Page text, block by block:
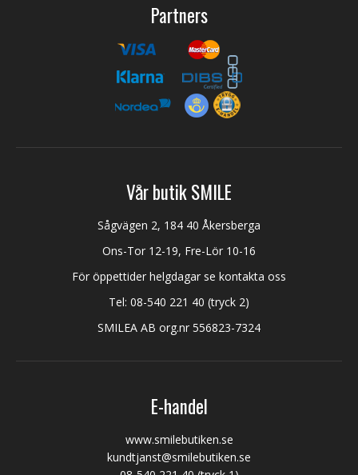
Partners
Vår butik SMILE
Sågvägen 2, 184 40 Åkersberga
Ons-Tor 12-19, Fre-Lör 10-16
För öppettider helgdagar se kontakta oss
Tel: 08-540 221 40 (tryck 2)
SMILEA AB org.nr 556823-7324
E-handel
www.smilebutiken.se
kundtjanst@smilebutiken.se